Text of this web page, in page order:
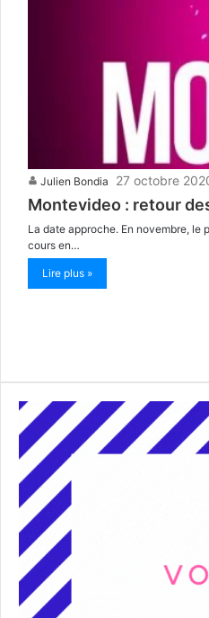
Julien Bondia 27 octobre
Montevideo : retour
La date approche. En novembre, le
cours en…
Lire plus »